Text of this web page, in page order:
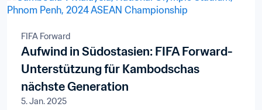
FIFA Forward
Aufwind in Südostasien: FIFA Forward-
Unterstützung für Kambodschas
nächste Generation
5. Jan. 2025